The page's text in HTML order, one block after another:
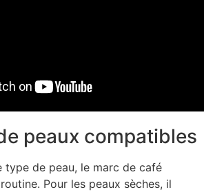
peaux compatibles
type de peau, le marc de café
Pour les peaux sèches, il